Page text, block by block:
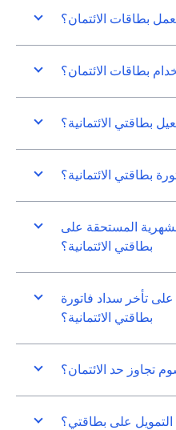
بطاقات الائتمان؟
بطاقات الائتمان؟
بطاقتي الائتمانية؟
بطاقتي الائتمانية؟
المستحقة على
بطاقتي الائتمانية؟
تأخر سداد فاتورة
بطاقتي الائتمانية؟
تجاوز حد الائتمان؟
على بطاقتي؟